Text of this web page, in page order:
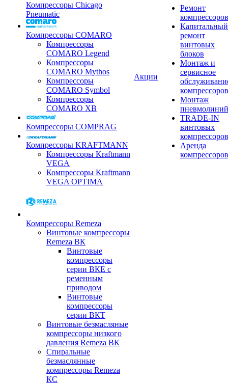
Компрессоры Chicago
Pneumatic
Компрессоры COMARO
Компрессоры
COMARO Legend
Компрессоры
COMARO Mythos
Компрессоры
COMARO Symbol
Компрессоры
COMARO XB
Компрессоры COMPRAG
Компрессоры KRAFTMANN
Компрессоры Kraftmann
VEGA
Компрессоры Kraftmann
VEGA OPTIMA
Компрессоры Remeza
Винтовые компрессоры
Remeza ВК
Винтовые
компрессоры
серии ВКЕ с
ременным
приводом
Винтовые
компрессоры
серии ВКТ
Винтовые безмасляные
компрессоры низкого
давления Remeza ВК
Спиральные
безмаслянные
компрессоры Remeza
КС
Акции
Ремонт
компрессоров
Капитальный
ремонт
винтовых
блоков
Монтаж и
сервисное
компрессоров
Монтаж
пневмолиний
TRADE-IN
винтовых
компрессоров
Аренда
компрессоров